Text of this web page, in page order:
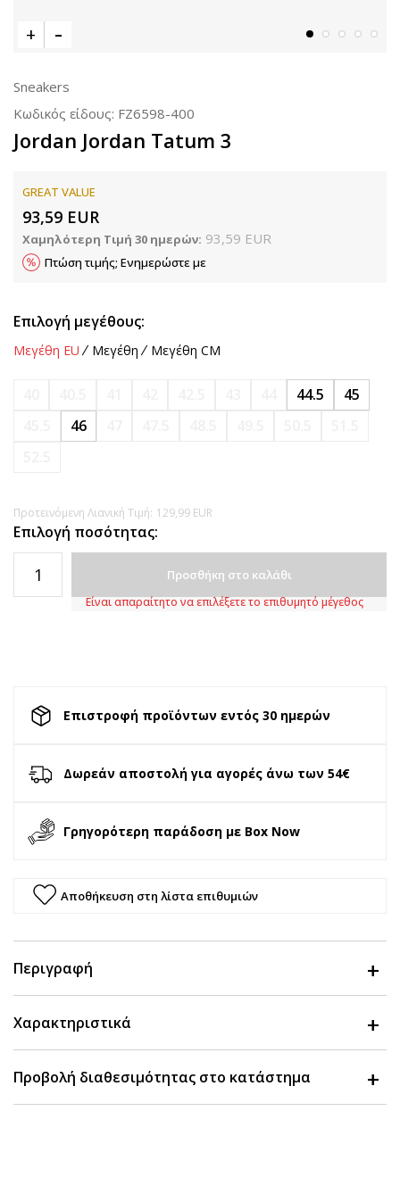
Sneakers
Κωδικός είδους: FZ6598-400
Jordan Jordan Tatum 3
GREAT VALUE
93,59 EUR
Χαμηλότερη Τιμή 30 ημερών: 93,59 EUR
Πτώση τιμής; Ενημερώστε με
Επιλογή μεγέθους:
Μεγέθη EU Μεγέθη Μεγέθη CM
44.5
45
46
Προτεινόμενη Λιανική Τιμή: 129,99 EUR
Επιλογή ποσότητας:
Προσθήκη στο καλάθι
Είναι απαραίτητο να επιλέξετε το επιθυμητό μέγεθος
Επιστροφή προϊόντων εντός 30 ημερών
Δωρεάν αποστολή για αγορές άνω των 54€
Γρηγορότερη παράδοση με Box Now
Αποθήκευση στη λίστα επιθυμιών
Περιγραφή
Χαρακτηριστικά
Προβολή διαθεσιμότητας στο κατάστημα